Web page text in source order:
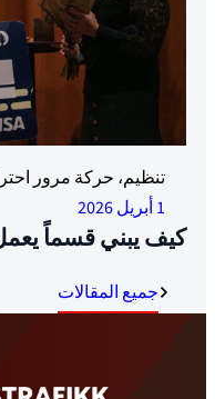
جميع المقالات
الشرف والشرف والشيك:
من آن كريستين موباك من
ساندي. الصورة: أويفيند
تنظيم، حركة مرور
1 أبريل 2026
كيف يبني قسماً